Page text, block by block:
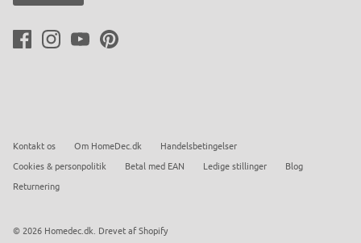
Kontakt os Om HomeDec.dk
Handelsbetingelser
Cookies & personpolitik
Betal med EAN Ledige stillinger
Blog
Returnering
© 2026 Homedec.dk Drevet af Shopify